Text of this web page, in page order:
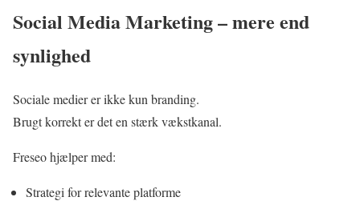
Social Media Marketing – mere end
synlighed
Sociale medier er ikke kun branding.
Brugt korrekt er det en stærk vækstkanal.
Freseo hjælper med:
Strategi for relevante platforme